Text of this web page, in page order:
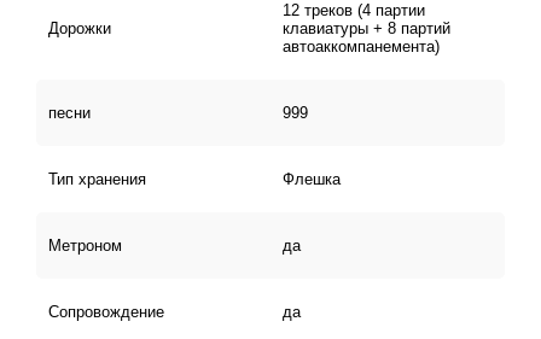
Дорожки
12 треков (4 партии
клавиатуры + 8 партий
автоаккомпанемента)
песни 999
Тип хранения Флешка
Метроном да
Сопровождение да